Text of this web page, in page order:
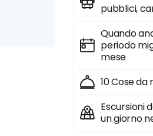
pubblici,
Quando
periodo
mese
10 Cose
Escursioni
un giorno